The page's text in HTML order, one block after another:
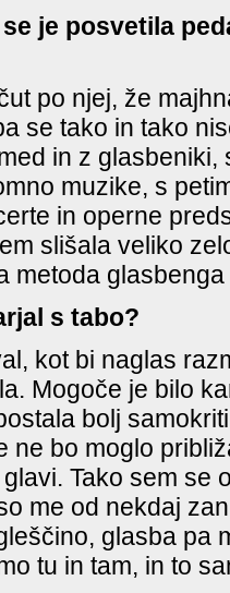
je posvetila
po njej, že
se tako in tako
in z glasbeniki,
muzike, s
in operne
slišala veliko
metoda
s tabo?
kot bi naglas
Mogoče je bilo
bolj
ne bo moglo
Tako sem se
me od nekdaj
glasba pa
tu in tam, in to